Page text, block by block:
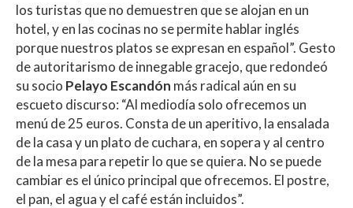
los turistas que no demuestren que se alojan en un
hotel, y en las cocinas no se permite hablar inglés
porque nuestros platos se expresan en español”. Gesto
de autoritarismo de innegable gracejo, que redondeó
su socio Pelayo Escandón más radical aún en su
escueto discurso: “Al mediodía solo ofrecemos un
menú de 25 euros. Consta de un aperitivo, la ensalada
de la casa y un plato de cuchara, en sopera y al centro
de la mesa para repetir lo que se quiera. No se puede
cambiar es el único principal que ofrecemos. El postre,
el pan, el agua y el café están incluidos”.